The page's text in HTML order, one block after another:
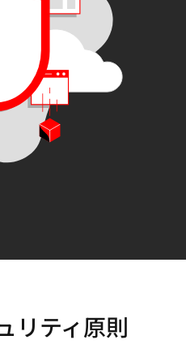
リティ原則